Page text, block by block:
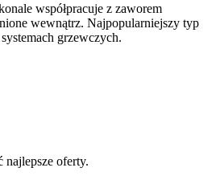
współpracuje z zaworem
wewnątrz. Najpopularniejszy typ
grzewczych.
najlepsze oferty.